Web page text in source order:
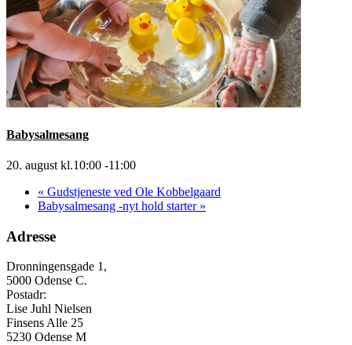
Babysalmesang
20. august kl.10:00 -11:00
« Gudstjeneste ved Ole Kobbelgaard
Babysalmesang -nyt hold starter »
Adresse
Dronningensgade 1,
5000 Odense C.
Postadr:
Lise Juhl Nielsen
Finsens Alle 25
5230 Odense M